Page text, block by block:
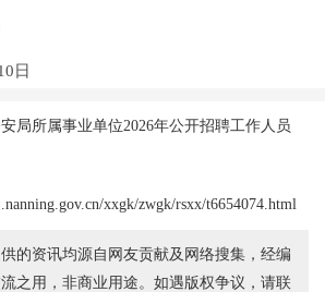
日
局所属事业单位2026年公开招聘工作人员
xxgk/zwgk/rsxx/t6654074.html
的资讯均源自网友贡献及网络搜集，经编
之用，非商业用途。如遇版权争议，请联